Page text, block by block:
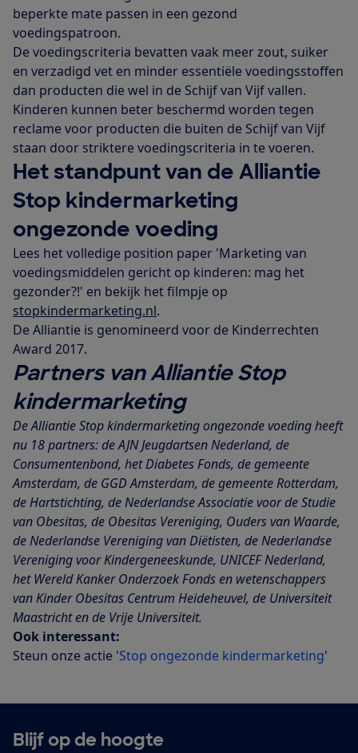
beperkte mate passen in een gezond
voedingspatroon.
De voedingscriteria bevatten vaak meer zout, suiker
en verzadigd vet en minder essentiële voedingsstoffen
dan producten die wel in de Schijf van Vijf vallen.
Kinderen kunnen beter beschermd worden tegen
reclame voor producten die buiten de Schijf van Vijf
staan door striktere voedingscriteria in te voeren.
Het standpunt van de Alliantie
Stop kindermarketing
ongezonde voeding
Lees het volledige position paper 'Marketing van
voedingsmiddelen gericht op kinderen: mag het
gezonder?!' en bekijk het filmpje op
stopkindermarketing.nl.
De Alliantie is genomineerd voor de Kinderrechten
Award 2017.
Partners van Alliantie Stop
kindermarketing
De Alliantie Stop kindermarketing ongezonde voeding heeft
nu 18 partners: de AJN Jeugdartsen Nederland, de
Consumentenbond, het Diabetes Fonds, de gemeente
Amsterdam, de GGD Amsterdam, de gemeente Rotterdam,
de Hartstichting, de Nederlandse Associatie voor de Studie
van Obesitas, de Obesitas Vereniging, Ouders van Waarde,
de Nederlandse Vereniging van Diëtisten, de Nederlandse
Vereniging voor Kindergeneeskunde, UNICEF Nederland,
het Wereld Kanker Onderzoek Fonds en wetenschappers
van Kinder Obesitas Centrum Heideheuvel, de Universiteit
Maastricht en de Vrije Universiteit.
Ook interessant:
Steun onze actie 'Stop ongezonde kindermarketing'
Blijf op de hoogte